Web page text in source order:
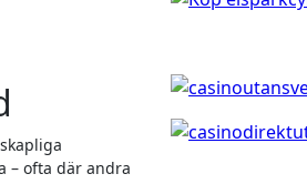
– ofta där andra